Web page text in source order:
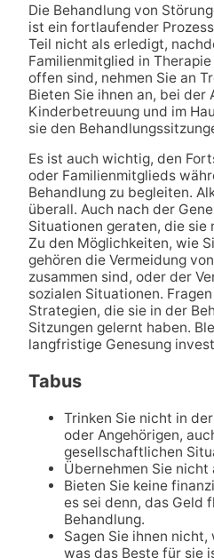
Die Behandlung von
ist ein fortlaufender
Teil nicht als erledigt,
Familienmitglied in
offen sind, nehmen Sie an
Bieten Sie ihnen an, bei der
Kinderbetreuung und im
sie den
Es ist auch wichtig, den
oder Familienmitglieds
Behandlung zu begleiten.
überall. Auch nach der
Situationen geraten, die sie
Zu den Möglichkeiten, wie
gehören die Vermeidung
zusammen sind, oder der
sozialen Situationen.
Strategien, die sie in der
Sitzungen gelernt haben.
langfristige Genesung
Tabus
Trinken Sie nicht in
oder Angehörigen,
gesellschaftlichen
Übernehmen Sie
Bieten Sie keine
es sei denn, das Geld
Behandlung.
Sagen Sie ihnen
was das Beste für sie